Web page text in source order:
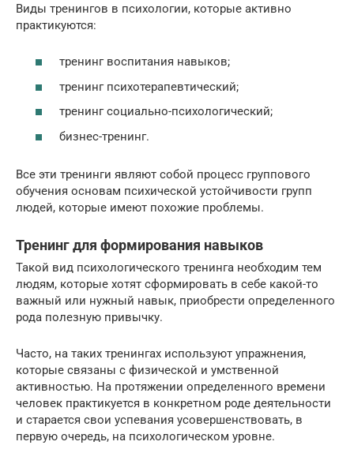
Виды тренингов в психологии, которые активно
практикуются:
тренинг воспитания навыков;
тренинг психотерапевтический;
тренинг социально-психологический;
бизнес-тренинг.
Все эти тренинги являют собой процесс группового
обучения основам психической устойчивости групп
людей, которые имеют похожие проблемы.
Тренинг для формирования навыков
Такой вид психологического тренинга необходим тем
людям, которые хотят сформировать в себе какой-то
важный или нужный навык, приобрести определенного
рода полезную привычку.
Часто, на таких тренингах используют упражнения,
которые связаны с физической и умственной
активностью. На протяжении определенного времени
человек практикуется в конкретном роде деятельности
и старается свои успевания усовершенствовать, в
первую очередь, на психологическом уровне.